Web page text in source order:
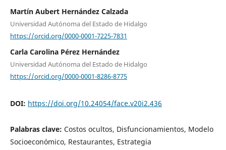
Martín Aubert Hernández Calzada
Universidad Autónoma del Estado de Hidalgo
https://orcid.org/0000-0001-7225-7831
Carla Carolina Pérez Hernández
Universidad Autónoma del Estado de Hidalgo
https://orcid.org/0000-0001-8286-8775
DOI: https://doi.org/10.24054/face.v20i2.436
Palabras clave: Costos ocultos, Disfuncionamientos, Modelo
Socioeconómico, Restaurantes, Estrategia